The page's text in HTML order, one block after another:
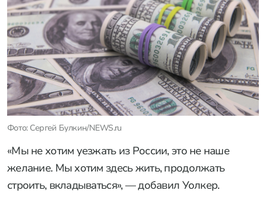
Фото: Сергей Булкин/NEWS.ru
«Мы не хотим уезжать из России, это не наше
желание. Мы хотим здесь жить, продолжать
строить, вкладываться», — добавил Уолкер.